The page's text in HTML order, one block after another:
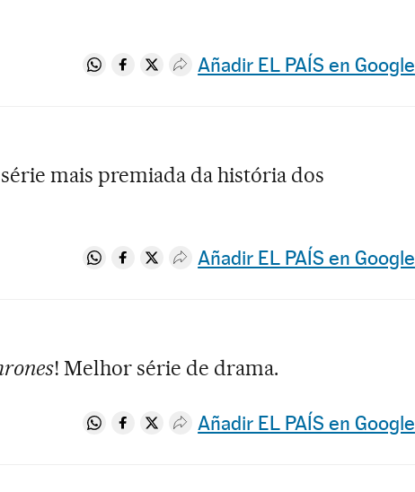
Compartir en Whatsapp
Compartir en Facebook
Compartir en Twitter
Desplegar Redes Sociales
Añadir EL PAÍS en Google
série mais premiada da história dos
Compartir en Whatsapp
Compartir en Facebook
Compartir en Twitter
Desplegar Redes Sociales
Añadir EL PAÍS en Google
! Melhor série de drama.
Compartir en Whatsapp
Compartir en Facebook
Compartir en Twitter
Desplegar Redes Sociales
Añadir EL PAÍS en Google